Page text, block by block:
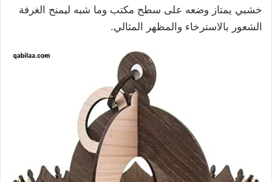
خشبي يمتاز وضعه على سطح مكتب وما شبه ليمنح الغرفة
الشعور بالاسترخاء والمظهر المثالي.